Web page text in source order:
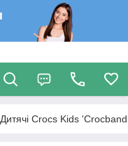
Дитячі Crocs Kids